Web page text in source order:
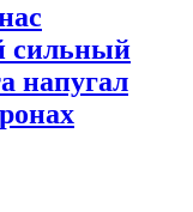
сильный
напугал